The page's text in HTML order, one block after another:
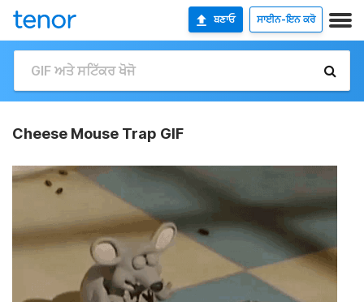
ਬਣਾਓ ਸਾਈਨ-ਇਨ ਕਰੋ
Cheese Mouse Trap GIF